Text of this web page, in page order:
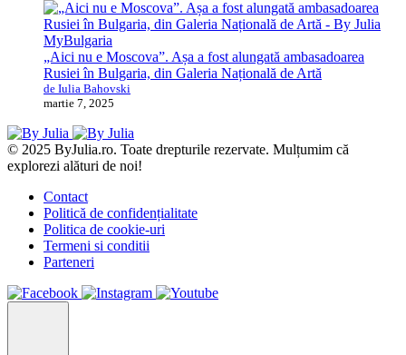
MyBulgaria
„Aici nu e Moscova”. Așa a fost alungată ambasadoarea
Rusiei în Bulgaria, din Galeria Națională de Artă
de Iulia Bahovski
martie 7, 2025
© 2025 ByJulia.ro. Toate drepturile rezervate. Mulțumim că
explorezi alături de noi!
Contact
Politică de confidențialitate
Politica de cookie-uri
Termeni si conditii
Parteneri